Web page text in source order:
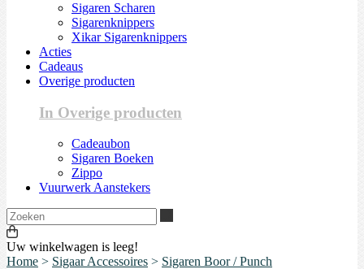
Sigaren Scharen
Sigarenknippers
Xikar Sigarenknippers
Acties
Cadeaus
Overige producten
In Overige producten
Cadeaubon
Sigaren Boeken
Zippo
Vuurwerk Aanstekers
Uw winkelwagen is leeg!
Home > Sigaar Accessoires > Sigaren Boor / Punch